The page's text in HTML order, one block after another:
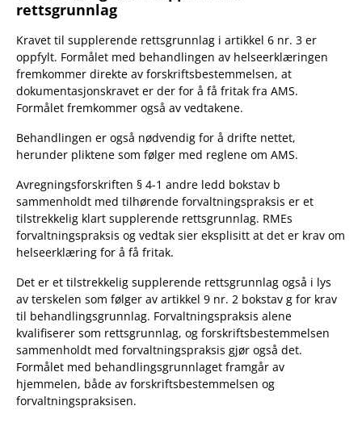
rettsgrunnlag
Kravet til supplerende rettsgrunnlag i artikkel 6 nr. 3 er
oppfylt. Formålet med behandlingen av helseerklæringen
fremkommer direkte av forskriftsbestemmelsen, at
dokumentasjonskravet er der for å få fritak fra AMS.
Formålet fremkommer også av vedtakene.
Behandlingen er også nødvendig for å drifte nettet,
herunder pliktene som følger med reglene om AMS.
Avregningsforskriften § 4-1 andre ledd bokstav b
sammenholdt med tilhørende forvaltningspraksis er et
tilstrekkelig klart supplerende rettsgrunnlag. RMEs
forvaltningspraksis og vedtak sier eksplisitt at det er krav om
helseerklæring for å få fritak.
Det er et tilstrekkelig supplerende rettsgrunnlag også i lys
av terskelen som følger av artikkel 9 nr. 2 bokstav g for krav
til behandlingsgrunnlag. Forvaltningspraksis alene
kvalifiserer som rettsgrunnlag, og forskriftsbestemmelsen
sammenholdt med forvaltningspraksis gjør også det.
Formålet med behandlingsgrunnlaget framgår av
hjemmelen, både av forskriftsbestemmelsen og
forvaltningspraksisen.